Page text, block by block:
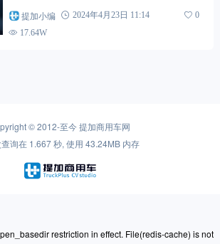
提加小编 2024年4月23日 11:14
0
17.64W
© 2012-至今提加商用车网
询在 1.667 秒, 使用 43.24MB 内存
restriction in effect. File(redis-cache) is not